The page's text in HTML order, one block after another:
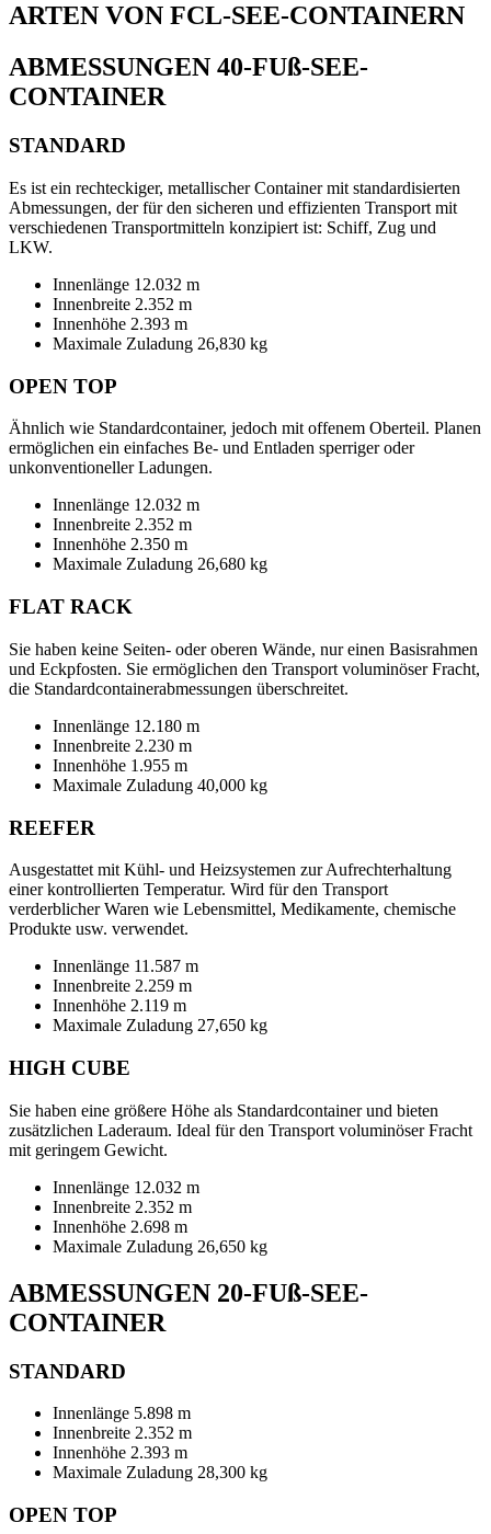
ARTEN VON FCL-SEE-CONTAINERN
ABMESSUNGEN 40-FUß-SEE-
CONTAINER
STANDARD
Es ist ein rechteckiger, metallischer Container mit standardisierten
Abmessungen, der für den sicheren und effizienten Transport mit
verschiedenen Transportmitteln konzipiert ist: Schiff, Zug und
LKW.
Innenlänge 12.032 m
Innenbreite 2.352 m
Innenhöhe 2.393 m
Maximale Zuladung 26,830 kg
OPEN TOP
Ähnlich wie Standardcontainer, jedoch mit offenem Oberteil. Planen
ermöglichen ein einfaches Be- und Entladen sperriger oder
unkonventioneller Ladungen.
Innenlänge 12.032 m
Innenbreite 2.352 m
Innenhöhe 2.350 m
Maximale Zuladung 26,680 kg
FLAT RACK
Sie haben keine Seiten- oder oberen Wände, nur einen Basisrahmen
und Eckpfosten. Sie ermöglichen den Transport voluminöser Fracht,
die Standardcontainerabmessungen überschreitet.
Innenlänge 12.180 m
Innenbreite 2.230 m
Innenhöhe 1.955 m
Maximale Zuladung 40,000 kg
REEFER
Ausgestattet mit Kühl- und Heizsystemen zur Aufrechterhaltung
einer kontrollierten Temperatur. Wird für den Transport
verderblicher Waren wie Lebensmittel, Medikamente, chemische
Produkte usw. verwendet.
Innenlänge 11.587 m
Innenbreite 2.259 m
Innenhöhe 2.119 m
Maximale Zuladung 27,650 kg
HIGH CUBE
Sie haben eine größere Höhe als Standardcontainer und bieten
zusätzlichen Laderaum. Ideal für den Transport voluminöser Fracht
mit geringem Gewicht.
Innenlänge 12.032 m
Innenbreite 2.352 m
Innenhöhe 2.698 m
Maximale Zuladung 26,650 kg
ABMESSUNGEN 20-FUß-SEE-
CONTAINER
STANDARD
Innenlänge 5.898 m
Innenbreite 2.352 m
Innenhöhe 2.393 m
Maximale Zuladung 28,300 kg
OPEN TOP